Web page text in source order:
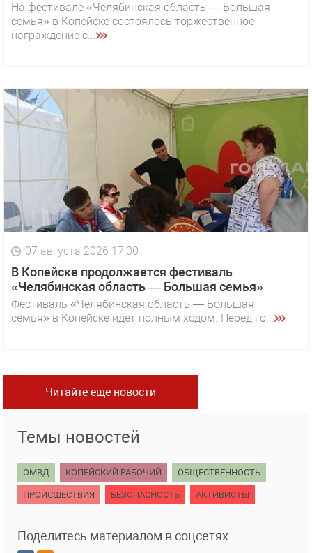
На фестивале «Челябинская область — Большая
семья» в Копейске состоялось торжественное
награждение с...
07 августа 2026 17:00
В Копейске продолжается фестиваль
«Челябинская область — Большая семья»
Фестиваль «Челябинская область — Большая
семья» в Копейске идёт полным ходом. Перед го...
Читайте еще новости
Темы новостей
ОМВД КОПЕЙСКИЙ РАБОЧИЙ ОБЩЕСТВЕННОСТЬ
ПРОИСШЕСТВИЯ БЕЗОПАСНОСТЬ АКТИВИСТЫ
Поделитесь материалом в соцсетях